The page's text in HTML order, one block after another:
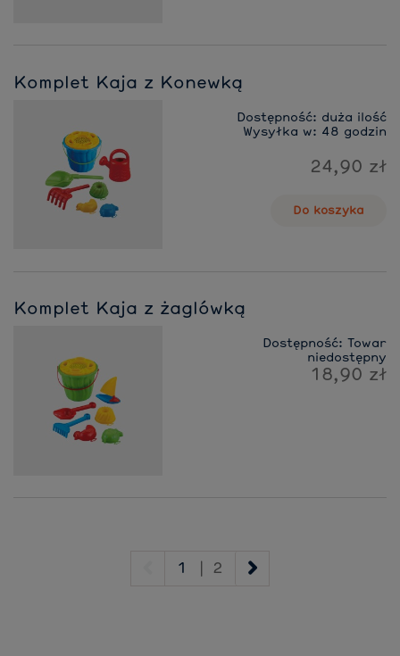
Komplet Kaja z Konewką
Dostępność: duża ilość
Wysyłka w: 48 godzin
24,90 zł
Do koszyka
Komplet Kaja z żaglówką
Dostępność:
Towar
niedostępny
18,90 zł
1 2